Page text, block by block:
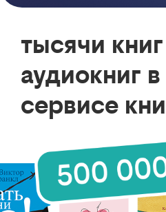
тысячи
аудиокниг в
сервисе